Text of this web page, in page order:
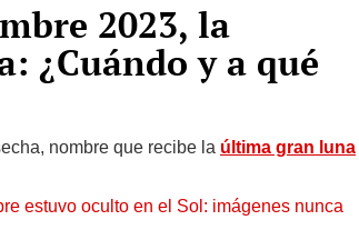
2023, la
¿Cuándo y a qué
nombre que recibe la última gran luna
estuvo oculto en el Sol: imágenes nunca